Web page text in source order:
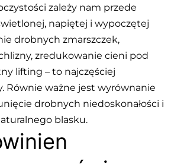
zależy nam przede
napiętej i wypoczętej
drobnych zmarszczek,
zredukowanie cieni pod
lifting – to najczęściej
Równie ważne jest wyrównanie
drobnych niedoskonałości i
blasku.